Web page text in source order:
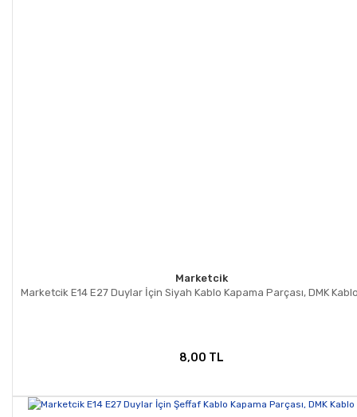
Marketcik
Marketcik E14 E27 Duylar İçin Siyah Kablo Kapama Parçası, DMK
8,00 TL